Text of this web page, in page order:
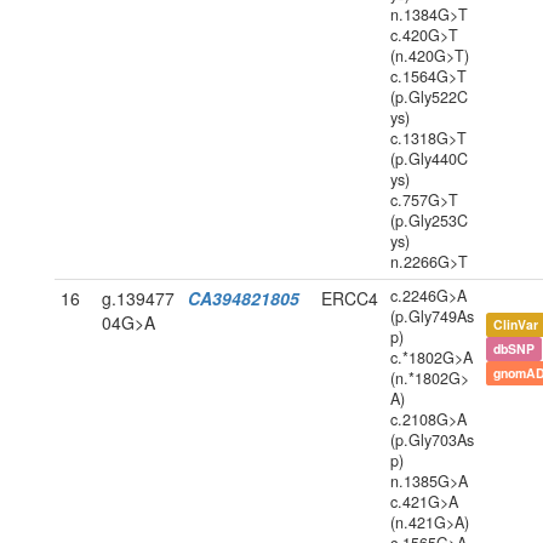
n.1384G>T
c.420G>T
(n.420G>T)
c.1564G>T
(p.Gly522C
ys)
c.1318G>T
(p.Gly440C
ys)
c.757G>T
(p.Gly253C
ys)
n.2266G>T
16
g.139477
04G>A
CA394821805 ERCC4 c.2246G>A
(p.Gly749As
p)
c.*1802G>A
(n.*1802G>
A)
c.2108G>A
(p.Gly703As
p)
n.1385G>A
c.421G>A
(n.421G>A)
ClinVar
dbSNP